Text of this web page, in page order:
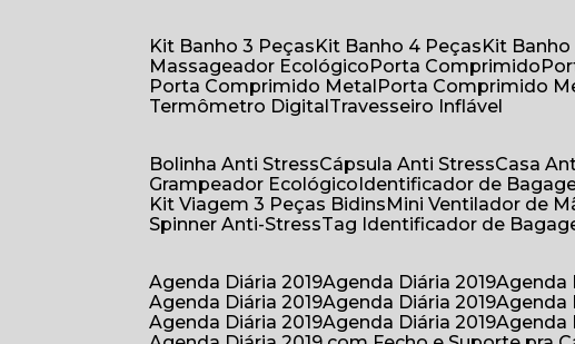
Kit Banho 3 Peças
Kit Banho 4 Peças Kit
Massageador Ecológico
Porta Comprimido
Porta Comprimido Metal
Porta Comprimido
Termômetro Digital
Travesseiro Inflável
Bolinha Anti Stress
Cápsula Anti Stress Casa
Grampeador Ecológico Identificador de
Kit Viagem 3 Peças Bidins
Mini Ventilador de
Spinner Anti-Stress
Tag Identificador de
Agenda Diária 2019
Agenda Diária 2019
Agenda Diária 2019
Agenda Diária 2019
Agenda Diária 2019
Agenda Diária 2019